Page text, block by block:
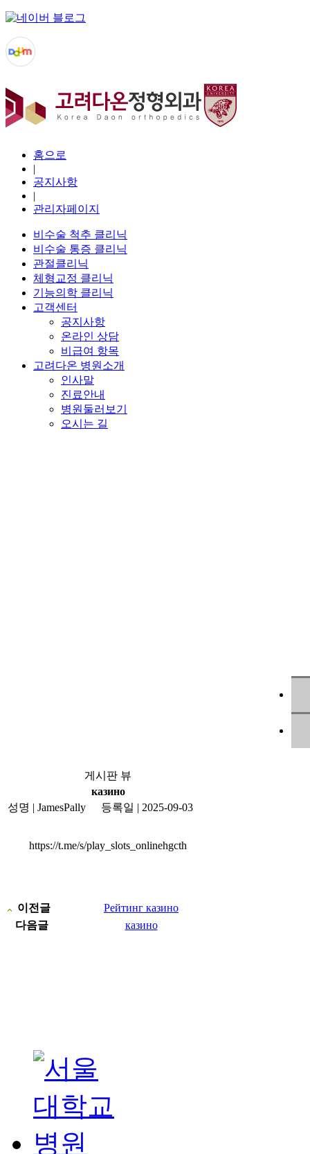
홈으로
|
공지사항
|
관리자페이지
비수술 척추 클리닉
비수술 통증 클리닉
관절클리닉
체형교정 클리닉
기능의학 클리닉
고객센터
공지사항
온라인 상담
비급여 항목
고려다온 병원소개
인사말
진료안내
병원둘러보기
오시는 길
게시판 뷰
казино
성명 | JamesPally 등록일 | 2025-09-03
https://t.me/s/play_slots_onlinehgcth
이전글
Рейтинг казино
다음글
казино